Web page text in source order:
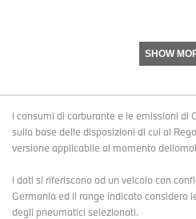
SHOW
I consumi di carburante e le emissioni di
sulla base delle disposizioni di cui al
versione applicabile al momento
I dati si riferiscono ad un veicolo con
Germania ed il range indicato considera
degli pneumatici selezionati.